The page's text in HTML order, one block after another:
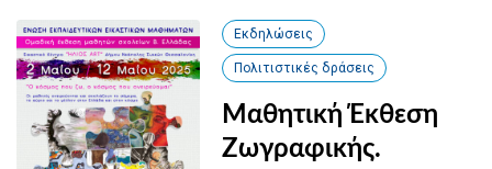
Εκδηλώσεις
Πολιτιστικές δράσεις
Μαθητική Έκθεση
Ζωγραφικής.